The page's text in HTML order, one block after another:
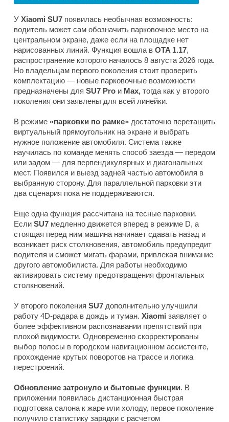
У Xiaomi SU7 появилась необычная возможность:
водитель может сам обозначить парковочное место на
центральном экране, даже если на площадке нет
нарисованных линий. Функция вошла в OTA 1.17,
распространение которого началось 8 августа 2026 года.
Но владельцам первого поколения стоит проверить
комплектацию — новые парковочные возможности
предназначены для SU7 Pro и Max, тогда как у второго
поколения они заявлены для всей линейки.
В режиме «парковки по рамке» достаточно перетащить
виртуальный прямоугольник на экране и выбрать
нужное положение автомобиля. Система также
научилась по команде менять способ заезда — передом
или задом — для перпендикулярных и диагональных
мест. Появился и выезд задней частью автомобиля в
выбранную сторону. Для параллельной парковки эти
два сценария пока не поддерживаются.
Еще одна функция рассчитана на тесные парковки.
Если SU7 медленно движется вперед в режиме D, а
стоящая перед ним машина начинает сдавать назад и
возникает риск столкновения, автомобиль предупредит
водителя и сможет мигать фарами, привлекая внимание
другого автомобилиста. Для работы необходимо
активировать систему предотвращения фронтальных
столкновений.
У второго поколения SU7 дополнительно улучшили
работу 4D-радара в дождь и туман. Xiaomi заявляет о
более эффективном распознавании препятствий при
плохой видимости. Одновременно скорректированы
выбор полосы в городском навигационном ассистенте,
прохождение крутых поворотов на трассе и логика
перестроений.
Обновление затронуло и бытовые функции. В
приложении появилась дистанционная быстрая
подготовка салона к жаре или холоду, первое поколение
получило статистику зарядки с расчетом